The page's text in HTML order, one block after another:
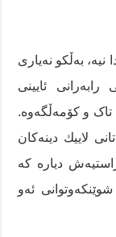
بەڵکو نەیاری
ئایینی
تاک و کۆمەڵگەوە.
لاییك دینەکان
دیارە کە
شوێنکەوتوانی ئەو